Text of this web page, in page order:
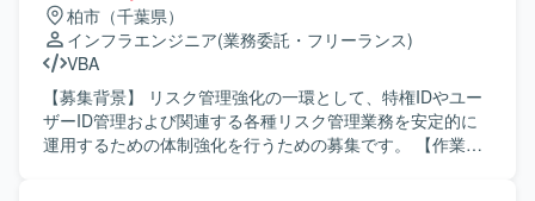
係者と円滑にコミュニケーションを取りながら、主体的に
案件を推進できる方を求めております。状況変化に柔軟に
対応しつつ、ドキュメントを用いた分かりやすい説明や調
整ができる方が望ましいです。 【ポジションの魅力】 オン
ライン証券ビジネスにおけるシステム案件を上流工程から
一貫して担当することで、業務知識とシステム知識の双方
柏市（千葉県）
インフラエンジニア(業務委託・フリーランス)
VBA
【募集背景】 リスク管理強化の一環として、特権IDやユー
ザーID管理および関連する各種リスク管理業務を安定的に
運用するための体制強化を行うための募集です。 【作業内